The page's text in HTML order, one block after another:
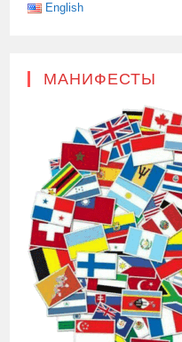
English
МАНИФЕСТЫ